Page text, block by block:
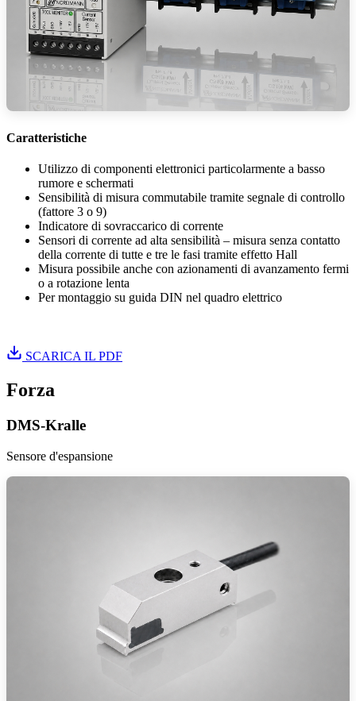
Caratteristiche
Utilizzo di componenti elettronici particolarmente a basso
rumore e schermati
Sensibilità di misura commutabile tramite segnale di controllo
(fattore 3 o 9)
Indicatore di sovraccarico di corrente
Sensori di corrente ad alta sensibilità – misura senza contatto
della corrente di tutte e tre le fasi tramite effetto Hall
Misura possibile anche con azionamenti di avanzamento fermi
o a rotazione lenta
Per montaggio su guida DIN nel quadro elettrico
SCARICA IL PDF
Forza
DMS-Kralle
Sensore d'espansione